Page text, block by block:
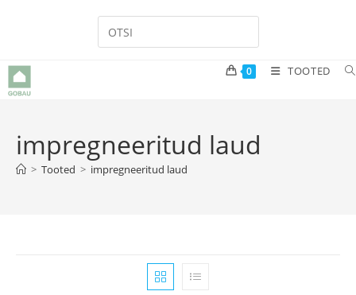
0 TOOTED
impregneeritud laud
> Tooted > impregneeritud laud